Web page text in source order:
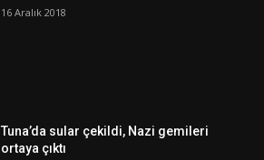
16 Aralık 2018
Tuna’da sular çekildi, Nazi gemileri
ortaya çıktı